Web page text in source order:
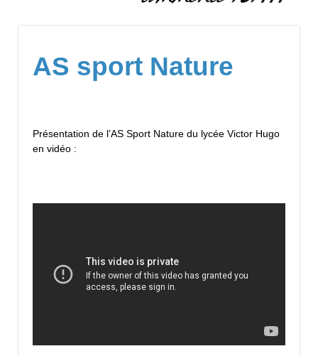
AS sport Nature
Présentation de l’AS Sport Nature du lycée Victor Hugo
en vidéo :